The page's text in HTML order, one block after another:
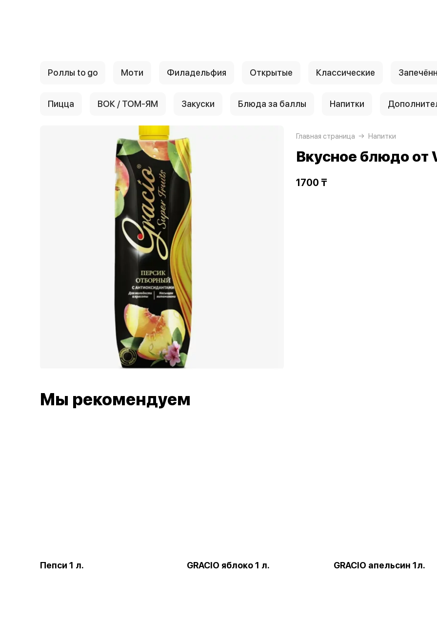
Роллы to go Моти Филадельфия Открытые Классические
Пицца ВОК / ТОМ-ЯМ Закуски Блюда за баллы Напитки
Главная страница Напитки
Вкусное блюдо от
1700 ₸
Мы рекомендуем
Пепси 1 л. GRACIO яблоко 1 л. GRACIO апельсин 1л.